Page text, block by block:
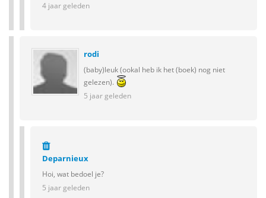
4 jaar geleden
rodi
(baby)leuk (ookal heb ik het (boek) nog niet
gelezen).
5 jaar geleden
Deparnieux
Hoi, wat bedoel je?
5 jaar geleden